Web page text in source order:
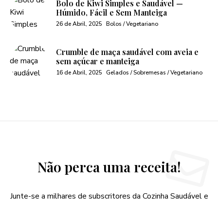
Bolo de Kiwi Simples e Saudável —
Húmido, Fácil e Sem Manteiga
26 de Abril, 2025 Bolos / Vegetariano
Crumble de maça saudável com aveia e
sem açúcar e manteiga
16 de Abril, 2025 Gelados / Sobremesas / Vegetariano
Não perca uma receita!
Junte-se a milhares de subscritores da Cozinha Saudável e